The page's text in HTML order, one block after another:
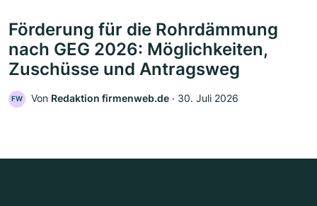
Förderung für die Rohrdämmung
nach GEG 2026: Möglichkeiten,
Zuschüsse und Antragsweg
FW Von Redaktion firmenweb.de ‧ 30. Juli 2026